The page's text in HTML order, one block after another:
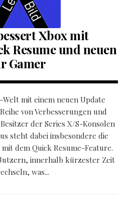
Xbox mit
Resume und neuen
Gamer
mit einem neuen Update
von Verbesserungen und
der Series X/S-Konsolen
steht dabei insbesondere die
dem Quick Resume-Feature.
innerhalb kürzester Zeit
was...